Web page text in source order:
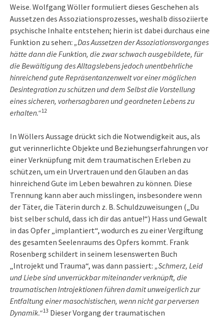
Weise. Wolfgang Wöller formuliert dieses Geschehen als
Aussetzen des Assoziationsprozesses, weshalb dissoziierte
psychische Inhalte entstehen; hierin ist dabei durchaus eine
Funktion zu sehen: „Das Aussetzen der Assoziationsvorganges
hätte dann die Funktion, die zwar schwach ausgebildete, für
die Bewältigung des Alltagslebens jedoch unentbehrliche
hinreichend gute Repräsentanzenwelt vor einer möglichen
Desintegration zu schützen und dem Selbst die Vorstellung
eines sicheren, vorhersagbaren und geordneten Lebens zu
erhalten.“12
In Wöllers Aussage drückt sich die Notwendigkeit aus, als
gut verinnerlichte Objekte und Beziehungserfahrungen vor
einer Verknüpfung mit dem traumatischen Erleben zu
schützen, um ein Urvertrauen und den Glauben an das
hinreichend Gute im Leben bewahren zu können. Diese
Trennung kann aber auch misslingen, insbesondere wenn
der Täter, die Täterin durch z. B. Schuldzuweisungen („Du
bist selber schuld, dass ich dir das antue!“) Hass und Gewalt
in das Opfer „implantiert“, wodurch es zu einer Vergiftung
des gesamten Seelenraums des Opfers kommt. Frank
Rosenberg schildert in seinem lesenswerten Buch
„Introjekt und Trauma“, was dann passiert: „Schmerz, Leid
und Liebe sind unverrückbar miteinander verknüpft, die
traumatischen Introjektionen führen damit unweigerlich zur
Entfaltung einer masochistischen, wenn nicht gar perversen
Dynamik.“13 Dieser Vorgang der traumatischen